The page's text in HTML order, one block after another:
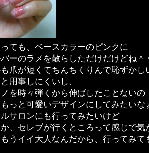
っても、ベースカラーのピンクに
バーのラメを散らしただけだけどね＾
も爪が短くてちんちくりんで恥ずかし
用事しにくいし、
ノを時々弾くから伸ばしたことないの
っと可愛いデザインにしてみたいな
サロンにも行ってみたいけど
、セレブが行くところって感じで気
うイイ大人なんだから、行ってみて